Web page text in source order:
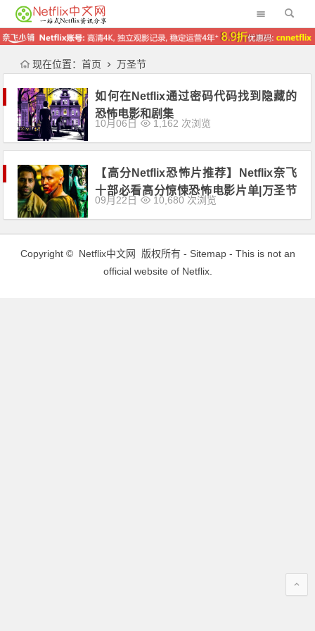
现在位置： 首页 万圣节
如何在Netflix通过密码代码找到隐藏的
恐怖电影和剧集
10月06日 1,162 次浏览
【高分Netflix恐怖片推荐】Netflix奈飞
十部必看高分惊悚恐怖电影片单|万圣节
特别推荐
09月22日 10,680 次浏览
Copyright © Netflix中文网 版权所有 - Sitemap- This is not an
official website of Netflix.